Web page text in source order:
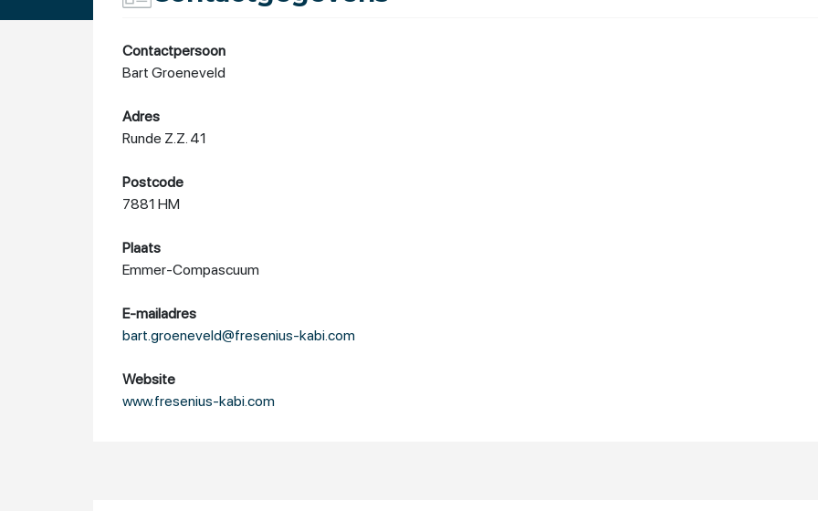
Contactpersoon
Bart Groeneveld
Adres
Runde Z.Z. 41
Postcode
7881 HM
Plaats
Emmer-Compascuum
E-mailadres
bart.groeneveld@fresenius-kabi.com
Website
www.fresenius-kabi.com